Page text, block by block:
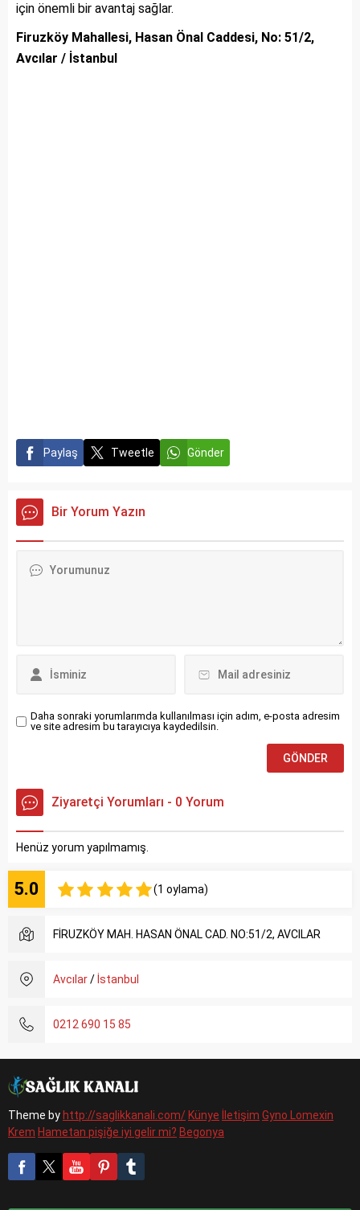
için önemli bir avantaj sağlar.
Firuzköy Mahallesi, Hasan Önal Caddesi, No: 51/2,
Avcılar / İstanbul
Paylaş Tweetle Gönder
Bir Yorum Yazın
Daha sonraki yorumlarımda kullanılması için adım, e-posta adresim
ve site adresim bu tarayıcıya kaydedilsin.
Ziyaretçi Yorumları - 0 Yorum
Henüz yorum yapılmamış.
5.0 (1 oylama)
FİRUZKÖY MAH. HASAN ÖNAL CAD. NO:51/2, AVCILAR
Avcılar/ İstanbul
0212 690 15 85
Theme by http://saglikkanali.com/ Künye İletişim Gyno Lomexin
Krem Hametan pişiğe iyi gelir mi? Begonya